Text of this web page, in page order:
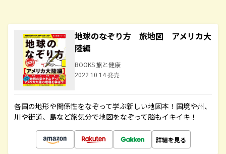
地球のなぞり方 旅地図 アメリカ大
陸編
BOOKS 旅と健康
2022.10.14 発売
各国の地形や関係性をなぞって学ぶ新しい地図本！国境や州、
川や街道、島など旅気分で地図をなぞって脳もイキイキ！
詳細を見る